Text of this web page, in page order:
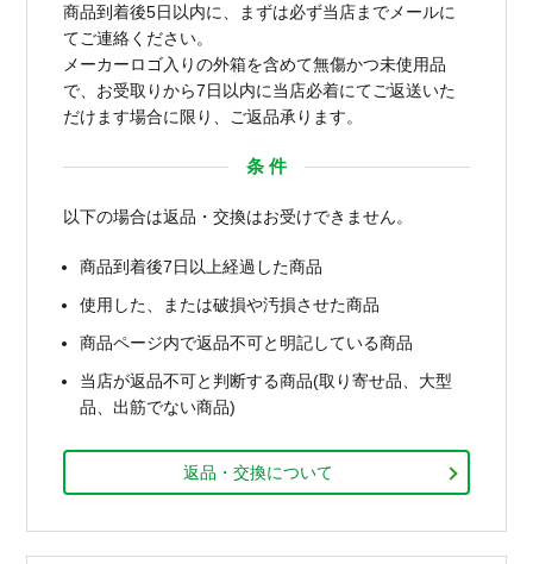
商品到着後5日以内に、まずは必ず当店までメールに
てご連絡ください。
メーカーロゴ入りの外箱を含めて無傷かつ未使用品
で、お受取りから7日以内に当店必着にてご返送いた
だけます場合に限り、ご返品承ります。
条 件
以下の場合は返品・交換はお受けできません。
商品到着後7日以上経過した商品
使用した、または破損や汚損させた商品
商品ページ内で返品不可と明記している商品
当店が返品不可と判断する商品(取り寄せ品、大型
品、出筋でない商品)
返品・交換について